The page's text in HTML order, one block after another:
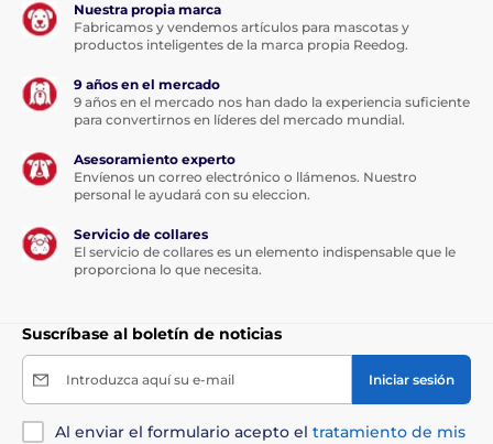
Nuestra propia marca
Fabricamos y vendemos artículos para mascotas y
productos inteligentes de la marca propia Reedog.
9 años en el mercado
9 años en el mercado nos han dado la experiencia suficiente
para convertirnos en líderes del mercado mundial.
Asesoramiento experto
Envíenos un correo electrónico o llámenos. Nuestro
personal le ayudará con su eleccion.
Servicio de collares
El servicio de collares es un elemento indispensable que le
proporciona lo que necesita.
Suscríbase al boletín de noticias
Introduzca aquí su e-mail Iniciar sesión
Al enviar el formulario acepto el tratamiento de mis